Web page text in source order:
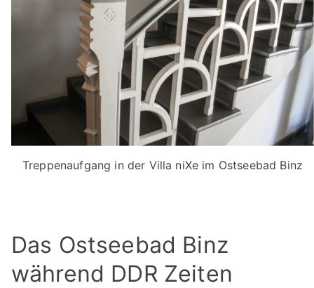
Treppenaufgang in der Villa niXe im Ostseebad Binz
Das Ostseebad Binz
während DDR Zeiten